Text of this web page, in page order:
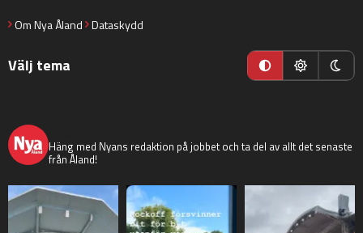
Om Nya Åland Dataskydd
Välj tema
Häng med Nyans redaktion på jobbet och ta del av allt det senaste
från Åland!